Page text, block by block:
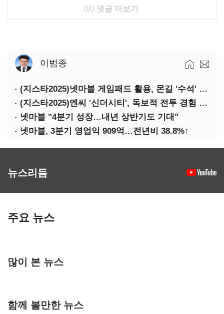
0/0 댓글 더보기
이범종
(지스타2025)넷마블 게임패드 활용, 몬길 '수석' 7대죄 '차석'
(지스타2025)엔씨 '신더시티', 독보적 전투 경험 필요
넷마블 "4분기 성장…내년 상반기도 기대"
넷마블, 3분기 영업익 909억…전년비 38.8%↑
뉴스리듬
주요 뉴스
많이 본 뉴스
함께 볼만한 뉴스